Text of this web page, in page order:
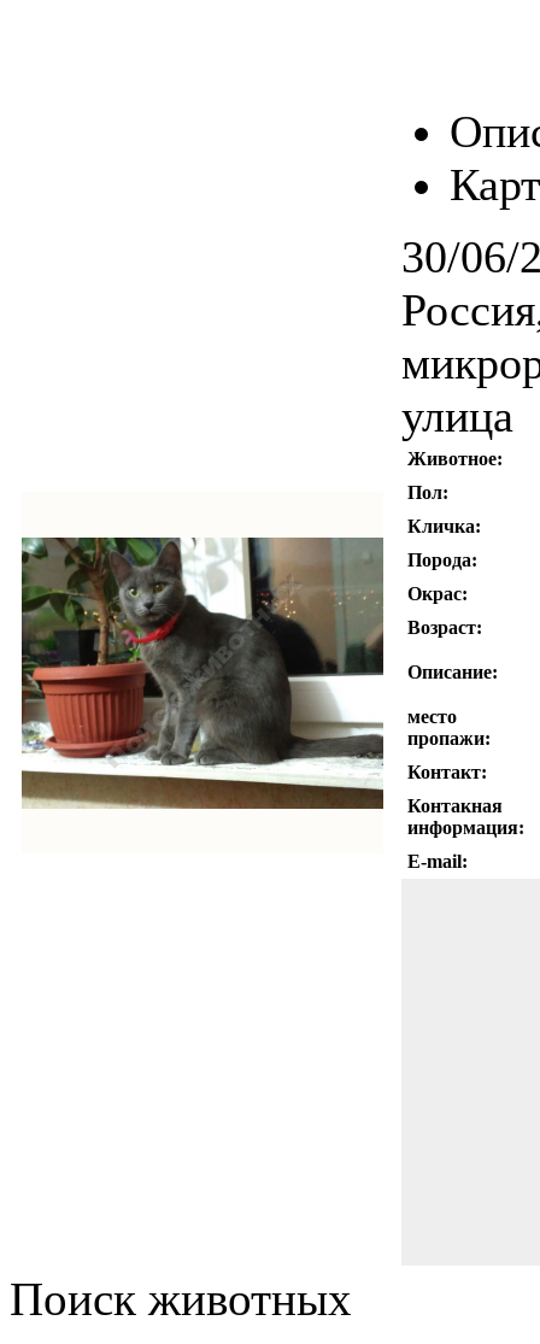
30/06/
улица
Животное:
Пол:
Кличка:
Порода:
Окрас:
Возраст:
Описание:
место
пропажи:
Контакт:
Контакная
информация:
E-mail:
Поиск животных